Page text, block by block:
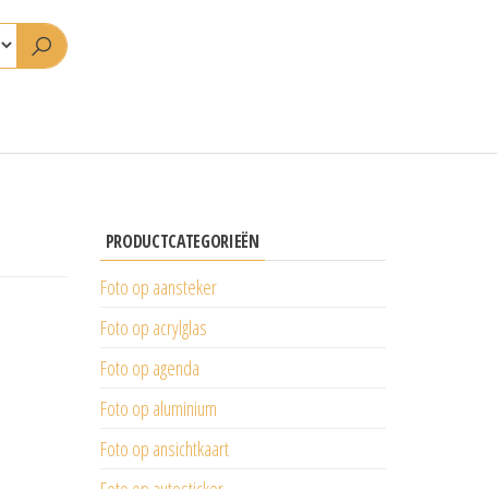
PRODUCTCATEGORIEËN
Foto op aansteker
Foto op acrylglas
Foto op agenda
Foto op aluminium
Foto op ansichtkaart